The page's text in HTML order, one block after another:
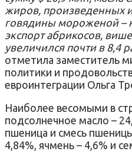
жиров, произведенных
говядины мороженой –
экспорт абрикосов,
увеличился почти в 8,4
отметила заместитель
политики и
евроинтеграции Ольга
Наиболее весомыми в
подсолнечное масло –
пшеница и смесь
4,84%, ячмень – 4,6% и